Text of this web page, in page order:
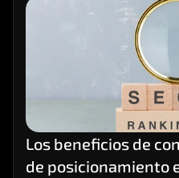
Los beneficios de
de posicionamiento